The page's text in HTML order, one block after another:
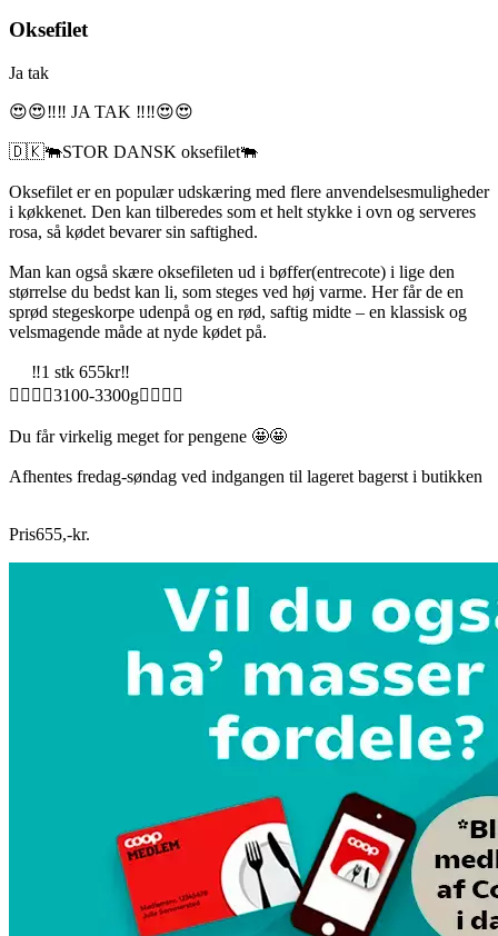
Oksefilet
Ja tak
😍😍‼️‼️ JA TAK ‼️‼️😍😍
🇩🇰🐃STOR DANSK oksefilet🐃
Oksefilet er en populær udskæring med flere anvendelsesmuligheder
i køkkenet. Den kan tilberedes som et helt stykke i ovn og serveres
rosa, så kødet bevarer sin saftighed.
Man kan også skære oksefileten ud i bøffer(entrecote) i lige den
størrelse du bedst kan li, som steges ved høj varme. Her får de en
sprød stegeskorpe udenpå og en rød, saftig midte – en klassisk og
velsmagende måde at nyde kødet på.
‼️1 stk 655kr‼️
🏋️‍♂️🏋️‍♂️3100-3300g🏋️‍♂️🏋️‍♂️
Du får virkelig meget for pengene 🤩🤩
Afhentes fredag-søndag ved indgangen til lageret bagerst i butikken
Pris655,-kr.